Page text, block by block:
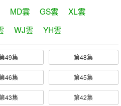
MD雲 GS雲
XL雲
WJ雲 YH雲
49集 第48集
46集 第45集
43集 第42集